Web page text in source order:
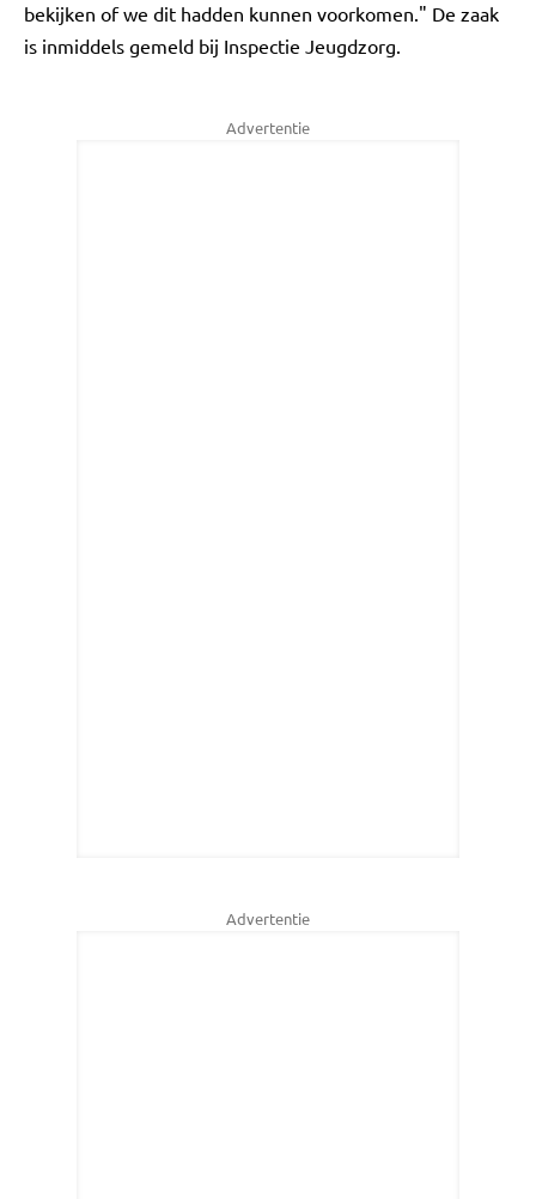
bekijken of we dit hadden kunnen voorkomen." De zaak
is inmiddels gemeld bij Inspectie Jeugdzorg.
Advertentie
Advertentie